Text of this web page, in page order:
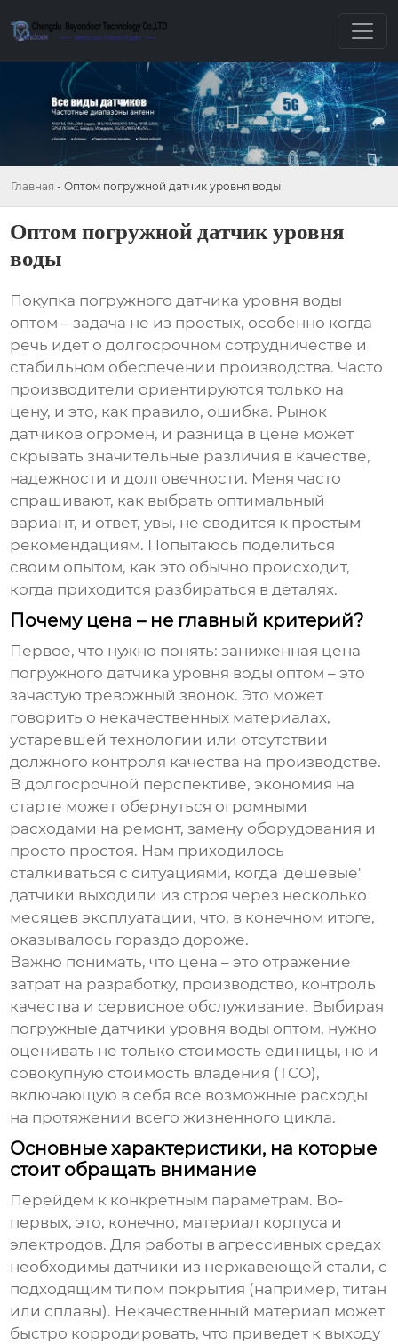
Главная - Оптом погружной датчик уровня воды
Оптом погружной датчик уровня
воды
Покупка погружного датчика уровня воды
оптом – задача не из простых, особенно когда
речь идет о долгосрочном сотрудничестве и
стабильном обеспечении производства. Часто
производители ориентируются только на
цену, и это, как правило, ошибка. Рынок
датчиков огромен, и разница в цене может
скрывать значительные различия в качестве,
надежности и долговечности. Меня часто
спрашивают, как выбрать оптимальный
вариант, и ответ, увы, не сводится к простым
рекомендациям. Попытаюсь поделиться
своим опытом, как это обычно происходит,
когда приходится разбираться в деталях.
Почему цена – не главный критерий?
Первое, что нужно понять: заниженная цена
погружного датчика уровня воды оптом – это
зачастую тревожный звонок. Это может
говорить о некачественных материалах,
устаревшей технологии или отсутствии
должного контроля качества на производстве.
В долгосрочной перспективе, экономия на
старте может обернуться огромными
расходами на ремонт, замену оборудования и
просто простоя. Нам приходилось
сталкиваться с ситуациями, когда 'дешевые'
датчики выходили из строя через несколько
месяцев эксплуатации, что, в конечном итоге,
оказывалось гораздо дороже.
Важно понимать, что цена – это отражение
затрат на разработку, производство, контроль
качества и сервисное обслуживание. Выбирая
погружные датчики уровня воды оптом, нужно
оценивать не только стоимость единицы, но и
совокупную стоимость владения (TCO),
включающую в себя все возможные расходы
на протяжении всего жизненного цикла.
Основные характеристики, на которые
стоит обращать внимание
Перейдем к конкретным параметрам. Во-
первых, это, конечно, материал корпуса и
электродов. Для работы в агрессивных средах
необходимы датчики из нержавеющей стали, с
подходящим типом покрытия (например, титан
или сплавы). Некачественный материал может
быстро корродировать, что приведет к выходу